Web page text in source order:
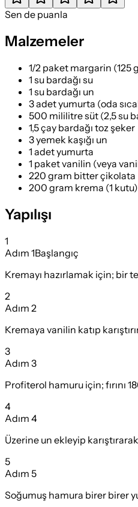
Sen de puanla
Malzemeler
1/2 paket margarin (125
1 su bardağı su
1 su bardağı un
3 adet yumurta (oda
500 mililitre süt (2,5 su
1,5 çay bardağı toz şeker
3 yemek kaşığı un
1 adet yumurta
1 paket vanilin (veya
220 gram bitter çikolata
200 gram krema (1 kutu)
Yapılışı
1
Adım 1Başlangıç
Kremayı hazırlamak için; bir
2
Adım 2
Kremaya vanilin katıp
3
Adım 3
Profiterol hamuru için; fırını
4
Adım 4
Üzerine un ekleyip
5
Adım 5
Soğumuş hamura birer birer